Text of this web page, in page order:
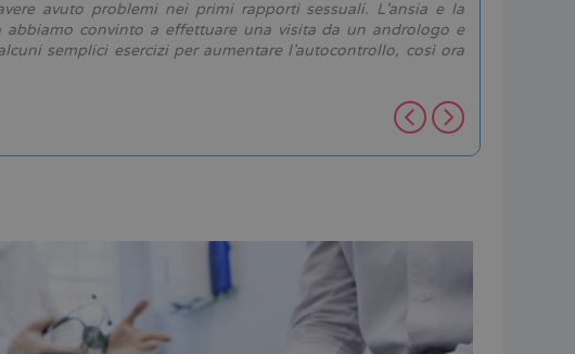
avuto problemi nei primi rapporti sessuali. L’ansia e la
convinto a effettuare una visita da un andrologo e
semplici esercizi per aumentare l’autocontrollo, così ora